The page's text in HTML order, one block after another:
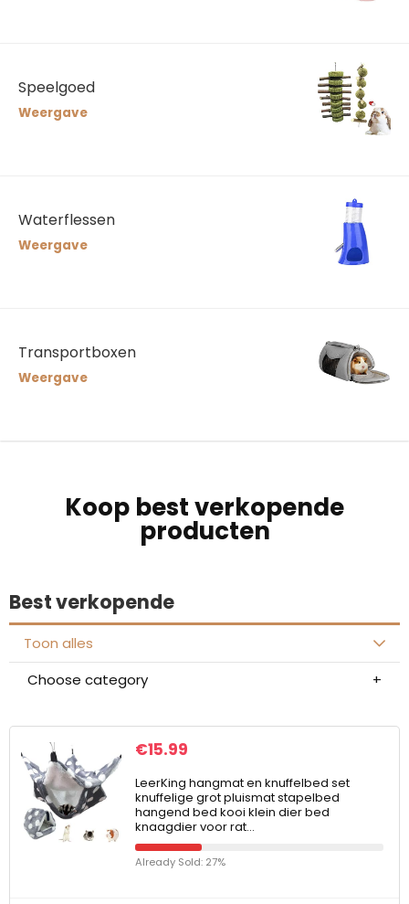
Speelgoed
Weergave
Waterflessen
Weergave
Transportboxen
Weergave
Koop best verkopende
producten
Best verkopende
Toon alles
Choose category
€15.99
LeerKing hangmat en knuffelbed set
knuffelige grot pluismat stapelbed
hangend bed kooi klein dier bed
knaagdier voor rat…
Already Sold: 27%